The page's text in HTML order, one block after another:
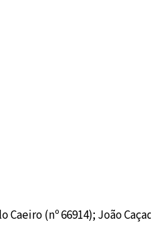
(nº 66914); João